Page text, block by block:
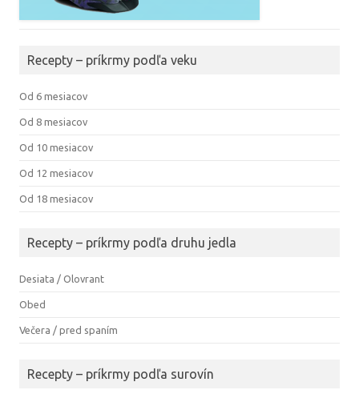
Recepty – príkrmy podľa veku
Od 6 mesiacov
Od 8 mesiacov
Od 10 mesiacov
Od 12 mesiacov
Od 18 mesiacov
Recepty – príkrmy podľa druhu jedla
Desiata / Olovrant
Obed
Večera / pred spaním
Recepty – príkrmy podľa surovín